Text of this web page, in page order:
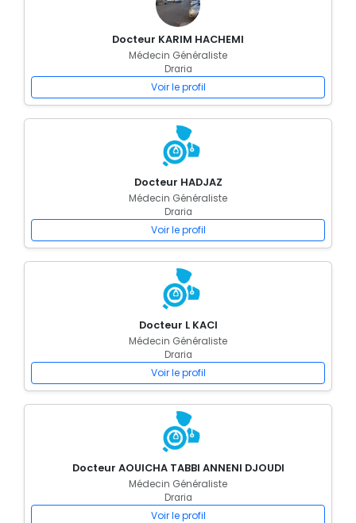
Docteur KARIM HACHEMI
Médecin Généraliste
Draria
Voir le profil
Docteur HADJAZ
Médecin Généraliste
Draria
Voir le profil
Docteur L KACI
Médecin Généraliste
Draria
Voir le profil
Docteur AOUICHA TABBI ANNENI DJOUDI
Médecin Généraliste
Draria
Voir le profil